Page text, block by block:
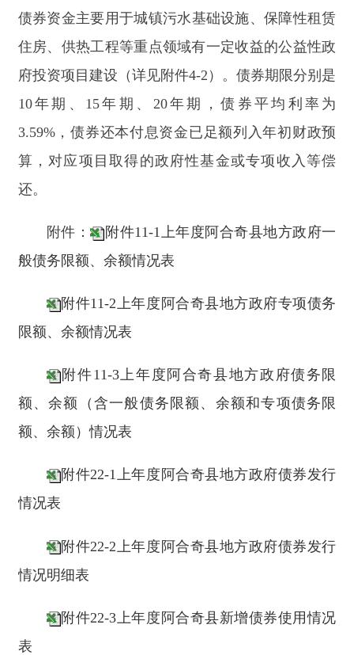
附件22-1上年度阿合奇县地方政府债券发行
情况表
附件22-2上年度阿合奇县地方政府债券发行
情况明细表
附件22-3上年度阿合奇县新增债券使用情况
表
及本年度还本付息预算情况表
附件3本年度阿合奇县地方政府债券资金使
附件44-1上年度阿合奇县地方政府专项债务
附件44-2上年度阿合奇县地方政府专项债券
分享:
主办：新疆阿合奇县人民政府办公室
承办：新疆阿合奇县政务服务和数字发
新公网安备：65302302000001号